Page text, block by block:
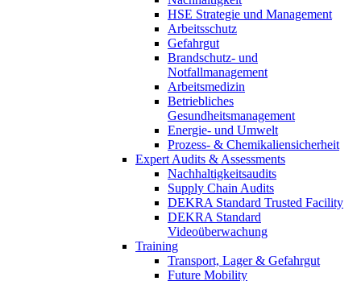
HSE Strategie und Management
Arbeitsschutz
Gefahrgut
Brandschutz- und
Notfallmanagement
Arbeitsmedizin
Betriebliches
Gesundheitsmanagement
Energie- und Umwelt
Prozess- & Chemikaliensicherheit
Expert Audits & Assessments
Nachhaltigkeitsaudits
Supply Chain Audits
DEKRA Standard Trusted Facility
DEKRA Standard
Videoüberwachung
Training
Transport, Lager & Gefahrgut
Future Mobility